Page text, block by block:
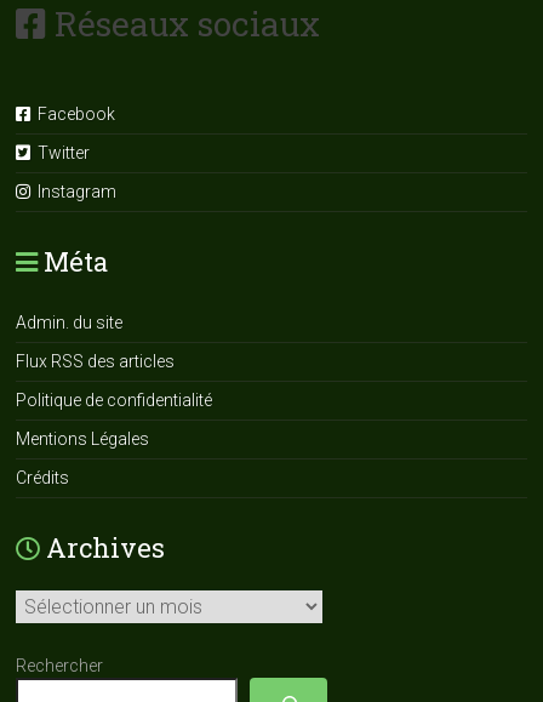
Réseaux sociaux
Facebook
Twitter
Instagram
Méta
Admin. du site
Flux RSS des articles
Politique de confidentialité
Mentions Légales
Crédits
Archives
Archives
Rechercher